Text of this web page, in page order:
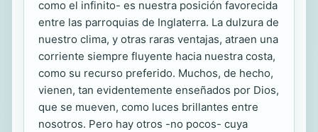
como el infinito- es nuestra posición favorecida
entre las parroquias de Inglaterra. La dulzura de
nuestro clima, y otras raras ventajas, atraen una
corriente siempre fluyente hacia nuestra costa,
como su recurso preferido. Muchos, de hecho,
vienen, tan evidentemente enseñados por Dios,
que se mueven, como luces brillantes entre
nosotros. Pero hay otros -no pocos- cuya